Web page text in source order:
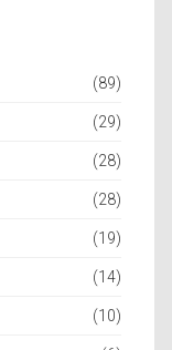
(89)
(29)
(28)
(28)
(19)
(14)
(10)